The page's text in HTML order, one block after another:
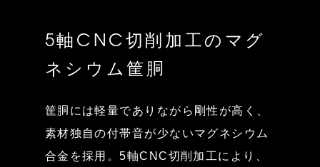
5軸CNC切削加工のマグ
ネシウム筐胴
筐胴には軽量でありながら剛性が高く、
素材独自の付帯音が少ないマグネシウム
合金を採用。5軸CNC切削加工により、